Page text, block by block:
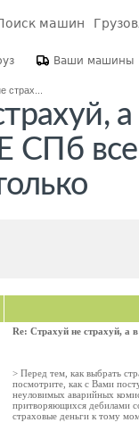
машин
Ваши машины
страх...
а
все
Re: Страхуй не страхуй,
> Перед тем, как выбрать
посмотрите, как с Вами
неуловимых аварийных
притворяющихся дебилами
страховые деньги к тому